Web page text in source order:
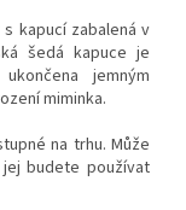
kapucí zabalená v
šedá kapuce je
jemným
miminka.
na trhu. Může
budete používat